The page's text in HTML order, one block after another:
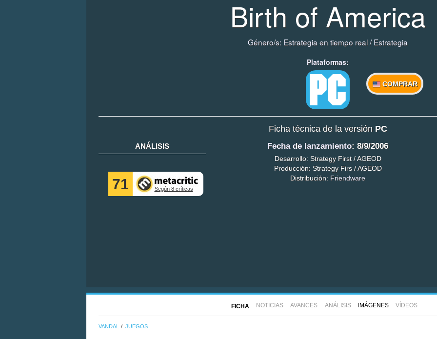
Birth of America
Género/s: Estrategia en tiempo real/Estrategia
Plataformas:
COMPRAR
Ficha técnica de la versión PC
ANÁLISIS
71 Según 8 críticas
Fecha de lanzamiento: 8/9/2006
Desarrollo: Strategy First / AGEOD
Producción: Strategy Firs / AGEOD
Distribución: Friendware
FICHA NOTICIAS AVANCES ANÁLISIS IMÁGENES VÍDEOS
VANDAL JUEGOS